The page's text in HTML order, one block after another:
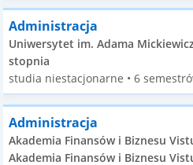
Administracja
Uniwersytet im. Adama
stopnia
studia niestacjonarne • 6
Administracja
Akademia Finansów i Biznesu
Akademia Finansów i Biznesu